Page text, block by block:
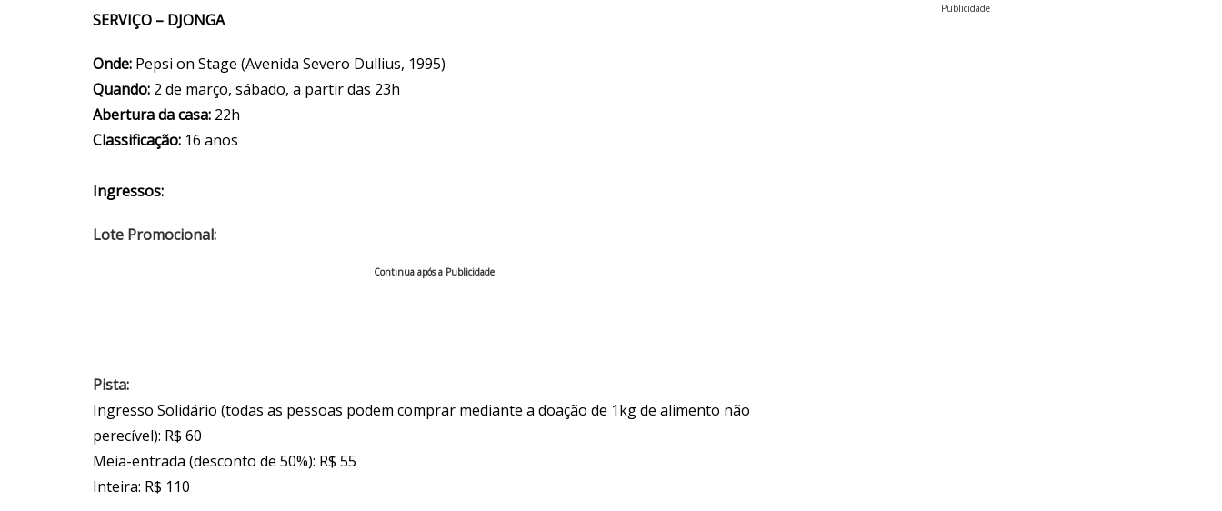
SERVIÇO – DJONGA
Onde: Pepsi on Stage (Avenida Severo Dullius, 1995)
Quando: 2 de março, sábado, a partir das 23h
Abertura da casa: 22h
Classificação: 16 anos
Ingressos:
Lote Promocional:
Continua após a Publicidade
Pista:
Ingresso Solidário (todas as pessoas podem comprar mediante a doação de 1kg de alimento não
perecível): R$ 60
Meia-entrada (desconto de 50%): R$ 55
Inteira: R$ 110
Publicidade